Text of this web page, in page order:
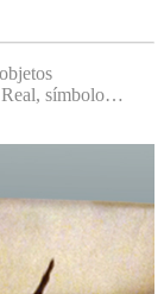
Real, símbolo…